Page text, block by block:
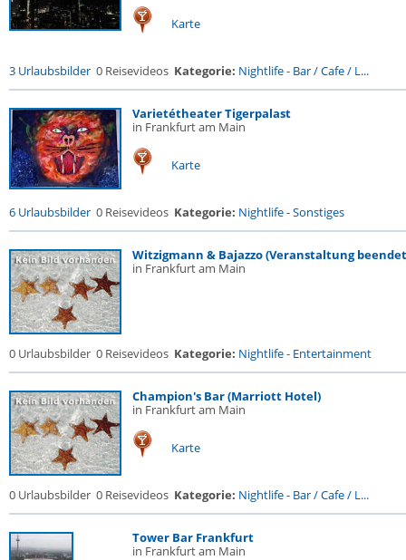
Karte
3 Urlaubsbilder 0 Reisevideos Kategorie: Nightlife- Bar / Cafe / L...
Varietétheater Tigerpalast
in Frankfurt am Main
Karte
6 Urlaubsbilder 0 Reisevideos Kategorie: Nightlife-Sonstiges
Witzigmann & Bajazzo (Veranstaltung
in Frankfurt am Main
0 Urlaubsbilder 0 Reisevideos Kategorie: Nightlife- Entertainment
Champion's Bar (Marriott Hotel)
in Frankfurt am Main
Karte
0 Urlaubsbilder 0 Reisevideos Kategorie: Nightlife- Bar / Cafe / L...
Tower Bar Frankfurt
in Frankfurt am Main